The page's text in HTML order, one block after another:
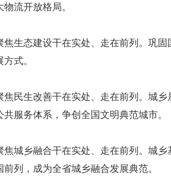
流开放格局。
建设干在实处、走在前列。巩固国
式。
改善干在实处、走在前列。城乡居
共服务体系，争创全国文明典范城市。
融合干在实处、走在前列。城乡基
前列，成为全省城乡融合发展典范。